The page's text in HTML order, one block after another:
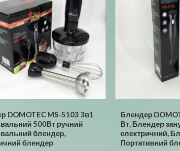
DOMOTEC MS-5103 3в1
500Вт ручний
блендер,
блендер
Блендер
Вт, Блендер
електричний,
Портативний